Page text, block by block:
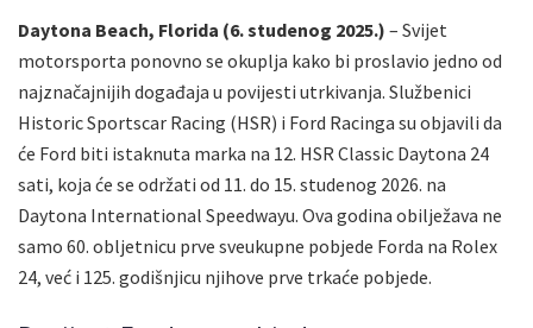
Daytona Beach, Florida (6. studenog 2025.) – Svijet
motorsporta ponovno se okuplja kako bi proslavio jedno od
najznačajnijih događaja u povijesti utrkivanja. Službenici
Historic Sportscar Racing (HSR) i Ford Racinga su objavili da
će Ford biti istaknuta marka na 12. HSR Classic Daytona 24
sati, koja će se održati od 11. do 15. studenog 2026. na
Daytona International Speedwayu. Ova godina obilježava ne
samo 60. obljetnicu prve sveukupne pobjede Forda na Rolex
24, već i 125. godišnjicu njihove prve trkaće pobjede.